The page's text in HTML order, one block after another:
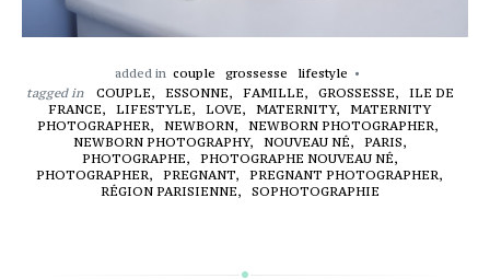
added in couple grossesse
lifestyle
tagged in
COUPLE, ESSONNE, FAMILLE, GROSSESSE,
ILE DE
FRANCE,
LIFESTYLE, LOVE, MATERNITY,
MATERNITY
PHOTOGRAPHER,
NEWBORN,
NEWBORN PHOTOGRAPHER,
NEWBORN PHOTOGRAPHY,
NOUVEAU NÉ,
PARIS,
PHOTOGRAPHE,
PHOTOGRAPHE NOUVEAU NÉ,
PHOTOGRAPHER,
PREGNANT,
PREGNANT PHOTOGRAPHER,
RÉGION PARISIENNE,
SOPHOTOGRAPHIE